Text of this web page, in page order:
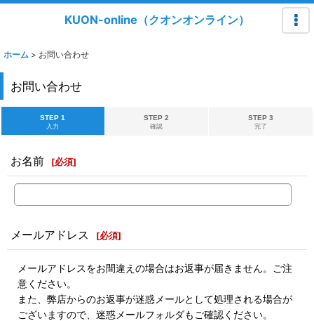
KUON-online（クオンオンライン）
ホーム > お問い合わせ
お問い合わせ
STEP 1
入力
STEP 2
確認
STEP 3
完了
お名前 [必須]
メールアドレス [必須]
メールアドレスをお間違えの場合はお返事が届きません。ご注
意ください。
また、弊店からのお返事が迷惑メールとして処理される場合が
ございますので、迷惑メールフォルダもご確認ください。